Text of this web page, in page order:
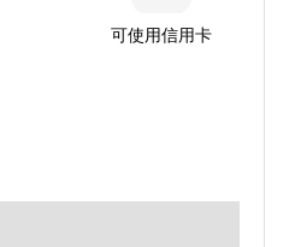
可使用信用卡